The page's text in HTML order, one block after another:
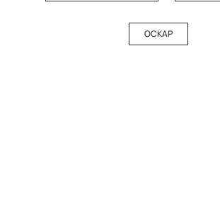
ОСКАР